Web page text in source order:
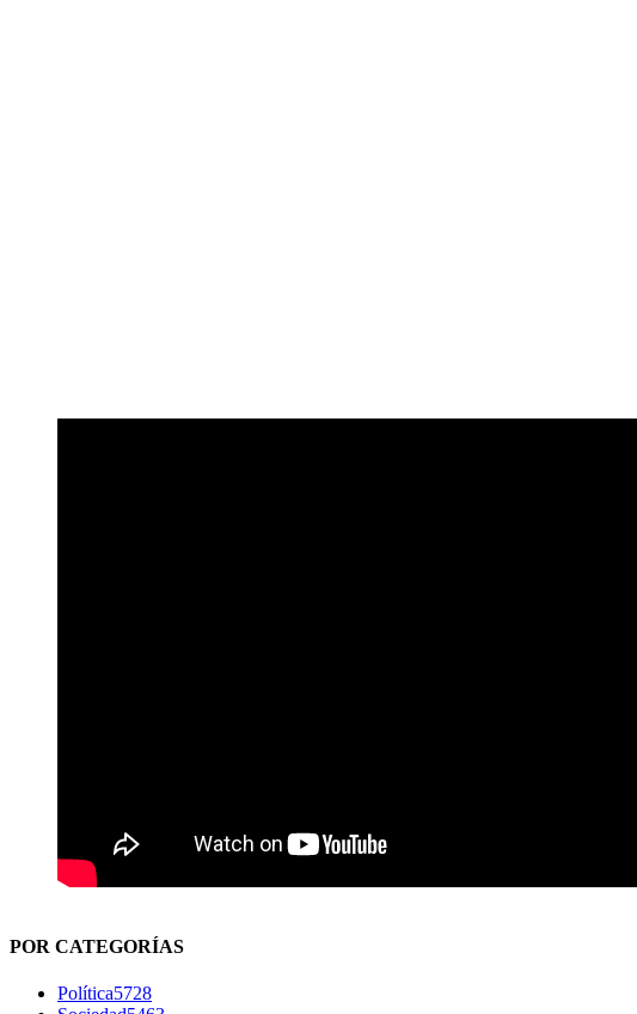
POR CATEGORÍAS
Política5728